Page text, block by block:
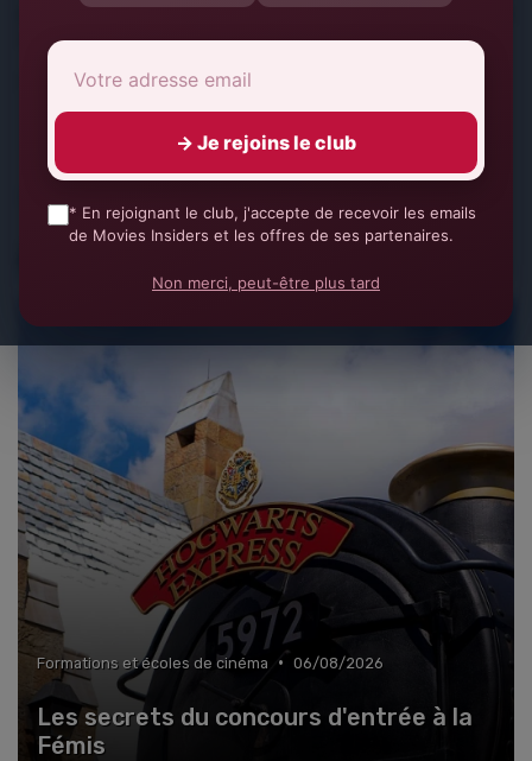
plateau, à la post-production et à la production, et ce qu'ils
valent.
Accéder aux autres catégories Métiers & carrières de l'audiovisuel :
Fiches métiers du plateau
» Salaires et statut d'intermittent
Recrutement et carrière
Formations et écoles de cinéma • 06/08/2026
Les secrets du concours d'entrée à la
Fémis
→ Je rejoins le club
* En rejoignant le club, j'accepte de recevoir les emails
de Movies Insiders et les offres de ses partenaires.
Non merci, peut-être plus tard